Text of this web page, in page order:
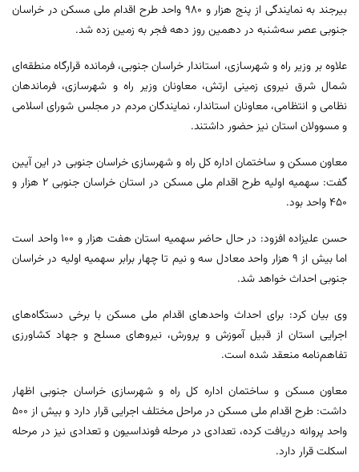
بیرجند به نمایندگی از پنج هزار و ۹۸۰ واحد طرح اقدام ملی مسکن در خراسان
جنوبی عصر سه‌شنبه در دهمین روز دهه فجر به زمین زده شد.
علاوه بر وزیر راه و شهرسازی، استاندار خراسان جنوبی، فرمانده قرارگاه منطقه‌ای
شمال شرق نیروی زمینی ارتش، معاونان وزیر راه و شهرسازی، فرماندهان
نظامی و انتظامی، معاونان استاندار، نمایندگان مردم در مجلس شورای اسلامی
و مسوولان استان نیز حضور داشتند.
معاون مسکن و ساختمان اداره کل راه و شهرسازی خراسان جنوبی در این آیین
گفت: سهمیه اولیه طرح اقدام ملی مسکن در استان خراسان جنوبی ۲ هزار و
۴۵۰ واحد بود.
حسن علیزاده افزود: در حال حاضر سهمیه استان هفت هزار و ۱۰۰ واحد است
اما بیش از ۹ هزار واحد معادل سه و نیم تا چهار برابر سهمیه اولیه در خراسان
جنوبی احداث خواهد شد.
وی بیان کرد: برای احداث واحدهای اقدام ملی مسکن با برخی دستگاه‌های
اجرایی استان از قبیل آموزش و پرورش، نیروهای مسلح و جهاد کشاورزی
تفاهم‌نامه منعقد شده است.
معاون مسکن و ساختمان اداره کل راه و شهرسازی خراسان جنوبی اظهار
داشت: طرح اقدام ملی مسکن در مراحل مختلف اجرایی قرار دارد و بیش از ۵۰۰
واحد پروانه دریافت کرده، تعدادی در مرحله فونداسیون و تعدادی نیز در مرحله
اسکلت قرار دارد.